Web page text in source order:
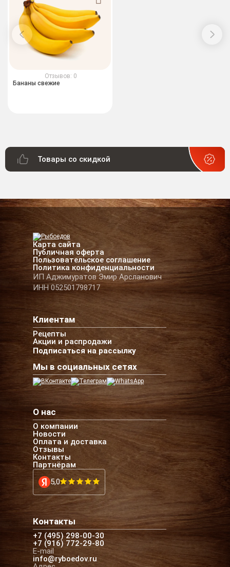
Отзывов: 0
Бананы свежие
Товары со скидкой
Карта сайта
Публичная оферта
Пользовательское соглашение
Политика конфиденциальности
ИП Аджимуратов Эмир Арсланович
ИНН 052501798717
Клиентам
Рецепты
Акции и распродажи
Подписаться на рассылку
Мы в социальных сетях
О нас
О компании
Новости
Оплата и доставка
Отзывы
Контакты
Партнёрам
5,0
Контакты
+7 (495) 298-00-30
+7 (916) 772-29-80
E-mail
info@ryboedov.ru